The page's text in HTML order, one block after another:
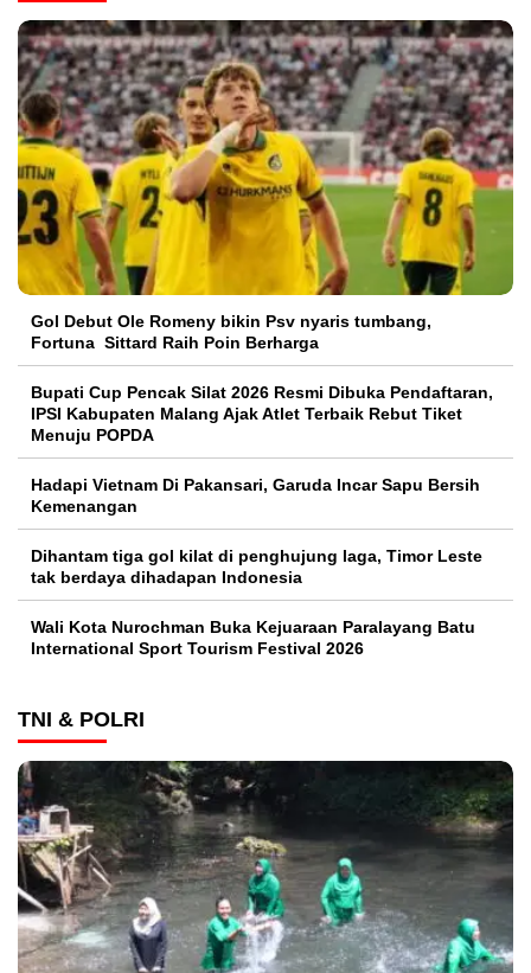
Gol Debut Ole Romeny bikin Psv nyaris tumbang,
Fortuna Sittard Raih Poin Berharga
Bupati Cup Pencak Silat 2026 Resmi Dibuka Pendaftaran,
IPSI Kabupaten Malang Ajak Atlet Terbaik Rebut Tiket
Menuju POPDA
Hadapi Vietnam Di Pakansari, Garuda Incar Sapu Bersih
Kemenangan
Dihantam tiga gol kilat di penghujung laga, Timor Leste
tak berdaya dihadapan Indonesia
Wali Kota Nurochman Buka Kejuaraan Paralayang Batu
International Sport Tourism Festival 2026
TNI & POLRI